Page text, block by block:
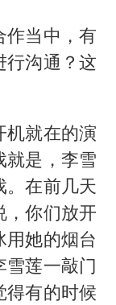
作当中，有
行沟通？这
机就在的演
就是，李雪
。在前几天
，你们放开
用她的烟台
莲一敲门
得有的时候